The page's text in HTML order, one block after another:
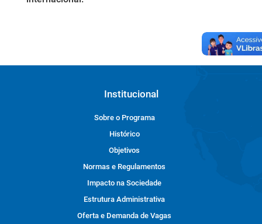
Institucional
Sobre o Programa
Histórico
Objetivos
Normas e Regulamentos
Impacto na Sociedade
Estrutura Administrativa
Oferta e Demanda de Vagas